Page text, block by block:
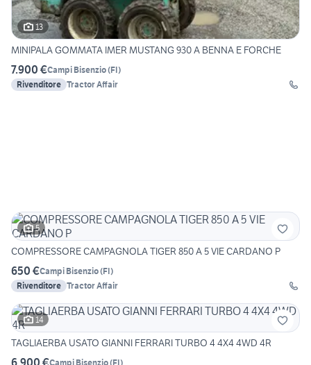
13
MINIPALA GOMMATA IMER MUSTANG 930 A BENNA E FORCHE
7.900 €Campi Bisenzio(FI)
Rivenditore Tractor Affair
5
COMPRESSORE CAMPAGNOLA TIGER 850 A 5 VIE CARDANO P
650 €Campi Bisenzio(FI)
Rivenditore Tractor Affair
14
TAGLIAERBA USATO GIANNI FERRARI TURBO 4 4X4 4WD 4R
Campi Bisenzio(FI)